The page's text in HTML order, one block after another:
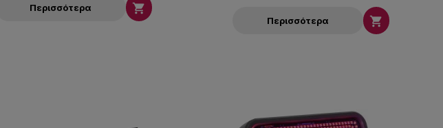
Περισσότερα 
Περισσότερα 